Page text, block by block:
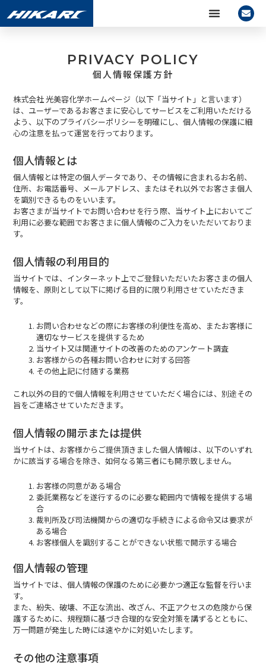
PRIVACY POLICY
個人情報保護方針
株式会社 光美容化学ホームページ（以下「当サイト」と言います）
は、ユーザーであるお客さまに安心してサービスをご利用いただける
よう、以下のプライバシーポリシーを明確にし、個人情報の保護に細
心の注意を払って運営を行っております。
個人情報とは
個人情報とは特定の個人データであり、その情報に含まれるお名前、
住所、お電話番号、メールアドレス、またはそれ以外でお客さま個人
を識別できるものをいいます。
お客さまが当サイトでお問い合わせを行う際、当サイト上においてご
利用に必要な範囲でお客さまに個人情報のご入力をいただいておりま
す。
個人情報の利用目的
当サイトでは、インターネット上でご登録いただいたお客さまの個人
情報を、原則として以下に掲げる目的に限り利用させていただきま
す。
お問い合わせなどの際にお客様の利便性を高め、またお客様に
適切なサービスを提供するため
当サイト又は関連サイトの改善のためのアンケート調査
お客様からの各種お問い合わせに対する回答
その他上記に付随する業務
これ以外の目的で個人情報を利用させていただく場合には、別途その
旨をご連絡させていただきます。
個人情報の開示または提供
当サイトは、お客様からご提供頂きました個人情報は、以下のいずれ
かに該当する場合を除き、如何なる第三者にも開示致しません。
お客様の同意がある場合
委託業務などを遂行するのに必要な範囲内で情報を提供する場
合
裁判所及び司法機関からの適切な手続きによる命令又は要求が
ある場合
お客様個人を識別することができない状態で開示する場合
個人情報の管理
当サイトでは、個人情報の保護のために必要かつ適正な監督を行いま
す。
また、紛失、破壊、不正な流出、改ざん、不正アクセスの危険から保
護するために、規程類に基づき合理的な安全対策を講ずるとともに、
万一問題が発生した時には速やかに対処いたします。
その他の注意事項